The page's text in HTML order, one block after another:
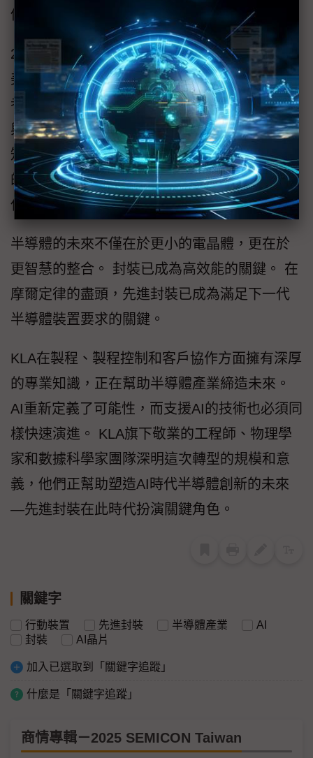
他們的合作夥伴。
2025年是KLA在台灣的35週年。 KLA總部位於
美國，是半導體檢測與量測領域的全球領導
者，在全球擁有超過15,000名員工。 KLA台灣
與我們尊貴客戶攜手合作，累積了30年的專業
知識和見解，彰顯出公司在AI時代對技術卓越
的承諾。在這個時代，晶片製造的要求比以往
任何時候都更加複雜，更具挑戰性。
半導體的未來不僅在於更小的電晶體，更在於
更智慧的整合。 封裝已成為高效能的關鍵。 在
摩爾定律的盡頭，先進封裝已成為滿足下一代
半導體裝置要求的關鍵。
KLA在製程、製程控制和客戶協作方面擁有深厚
的專業知識，正在幫助半導體產業締造未來。
AI重新定義了可能性，而支援AI的技術也必須同
樣快速演進。 KLA旗下敬業的工程師、物理學
家和數據科學家團隊深明這次轉型的規模和意
義，他們正幫助塑造AI時代半導體創新的未來
—先進封裝在此時代扮演關鍵角色。
關鍵字
行動裝置 先進封裝 半導體產業
AI
封裝
AI晶片
加入已選取到「關鍵字追蹤」
什麼是「關鍵字追蹤」
商情專輯－2025 SEMICON Taiwan